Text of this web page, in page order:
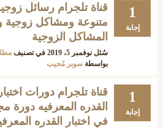
1
إجابة
قناة تلجرام رسائل
متنوعة ومشاكل زوجية
المشاكل الزوجية
سُئل نوفمبر 5، 2019 في تصنيف
بواسطة سوبر مُجيب
1
إجابة
قناة تلجرام دورات
القدره المعرفيه دورة
في اختبار القدره